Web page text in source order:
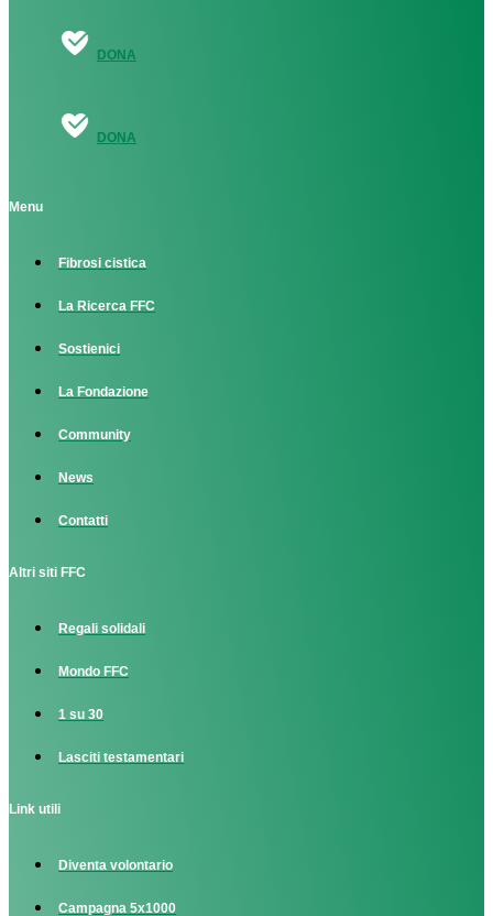
DONA
DONA
Menu
Fibrosi cistica
La Ricerca FFC
Sostienici
La Fondazione
Community
News
Contatti
Altri siti FFC
Regali solidali
Mondo FFC
1 su 30
Lasciti testamentari
Link utili
Diventa volontario
Campagna 5x1000